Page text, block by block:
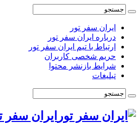
ایران سفر تور
درباره ایران سفر تور
ارتباط با تیم ایران سفر تور
حریم شخصی کاربران
شرایط بازنشر محتوا
تبلیغات
ایران